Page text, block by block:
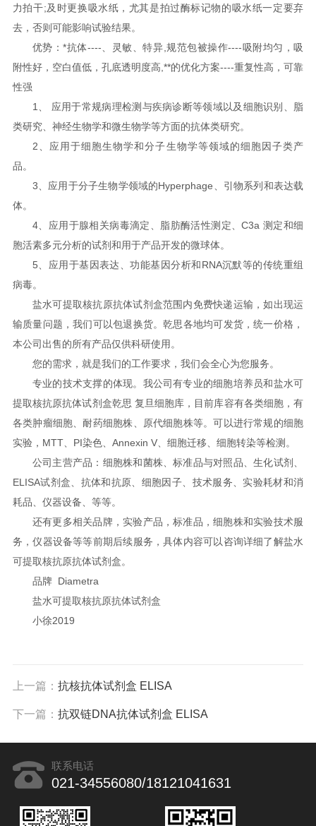
力拍干;及时更换吸水纸，尤其是拍过酶标记物的吸水纸一定要弃
去，否则可能影响试验结果。
优势：*抗体----、灵敏、特异,规范包被操作----吸附均匀，吸
附性好，空白值低，孔底透明度高,**的优化方案----重复性高，可靠
性强
1、 应用于常规病理检测与疾病诊断等领域以及细胞识别、脂
类研究、神经生物学和微生物学等方面的抗体类研究。
2、应用于细胞生物学和分子生物学等领域的细胞因子类产
品。
3、应用于分子生物学领域的Hyperphage、引物系列和表达载
体。
4、应用于腺相关病毒滴定、脂肪酶活性测定、C3a 测定和细
胞活素多元分析的试剂和用于产品开发的微球体。
5、应用于基因表达、功能基因分析和RNA沉默等的传统重组
病毒。
盐水可提取核抗原抗体试剂盒范围内免费快递运输，如出现运
输质量问题，我们可以包退换货。乾思各地均可发货，统一价格，
本公司出售的所有产品仅供科研使用。
您的需求，就是我们的工作要求，我们会全心为您服务。
专业的技术支撑的体现。我公司有专业的细胞培养员和盐水可
提取核抗原抗体试剂盒乾思 复旦细胞库，目前库容有各类细胞，有
各类肿瘤细胞、耐药细胞株、原代细胞株等。可以进行常规的细胞
实验，MTT、PI染色、Annexin V、细胞迁移、细胞转染等检测。
公司主营产品：细胞株和菌株、标准品与对照品、生化试剂、
ELISA试剂盒、抗体和抗原、细胞因子、技术服务、实验耗材和消
耗品、仪器设备、等等。
还有更多相关品牌，实验产品，标准品，细胞株和实验技术服
务，仪器设备等等前期后续服务，具体内容可以咨询详细了解盐水
可提取核抗原抗体试剂盒。
品牌 Diametra
盐水可提取核抗原抗体试剂盒
小徐2019
上一篇： 抗核抗体试剂盒 ELISA
下一篇： 抗双链DNA抗体试剂盒 ELISA
联系电话
021-34556080/18121041631